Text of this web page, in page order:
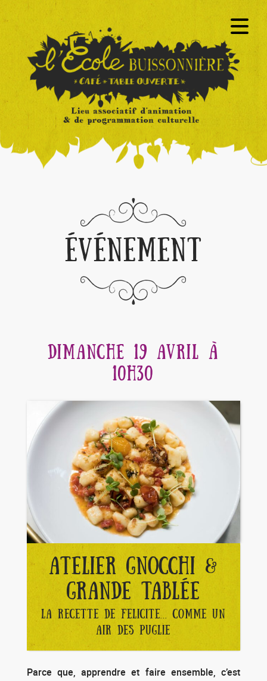
ÉVÉNEMENT
DIMANCHE 19 AVRIL À
10H30
ATELIER GNOCCHI &
GRANDE TABLÉE
LA RECETTE DE FELICITE... COMME UN
AIR DES PUGLIE
Parce que, apprendre et faire ensemble, c’est